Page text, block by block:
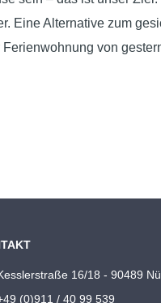
Eine Alternative zum
Ferienwohnung von
16/18 - 90489
(0)911 / 40 99 539